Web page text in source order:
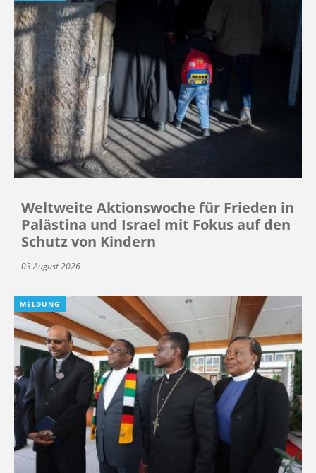
Weltweite Aktionswoche für Frieden in
Palästina und Israel mit Fokus auf den
Schutz von Kindern
03 August 2026
MELDUNG